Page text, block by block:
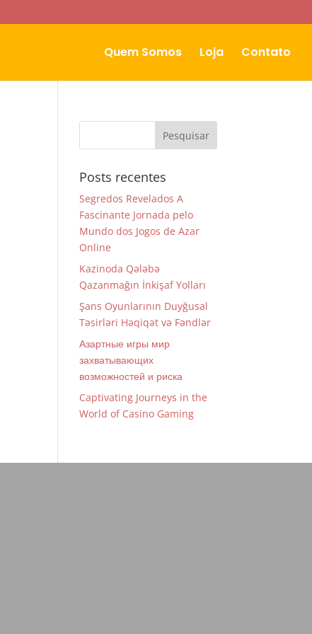
Quem Somos Loja Contato
Posts recentes
Segredos Revelados A
Fascinante Jornada pelo
Mundo dos Jogos de Azar
Online
Kazinoda Qələbə
Qazanmağın İnkişaf Yolları
Şans Oyunlarının Duyğusal
Təsirləri Həqiqət və Fəndlər
Азартные игры мир
захватывающих
возможностей и риска
Captivating Journeys in the
World of Casino Gaming